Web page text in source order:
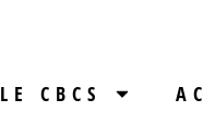
LE CBCS